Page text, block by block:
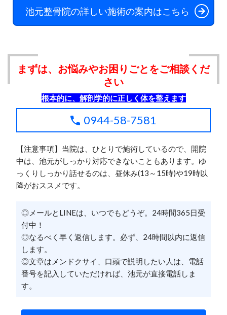
池元整骨院の詳しい施術の案内はこちら
まずは、お悩みやお困りごとをご相談くだ
さい
根本的に、解剖学的に正しく体を整えます
0944-58-7581
【注意事項】当院は、ひとりで施術しているので、開院
中は、池元がしっかり対応できないこともあります。ゆ
っくりしっかり話せるのは、昼休み(13～15時)や19時以
降がおススメです。
◎メールとLINEは、いつでもどうぞ。24時間365日受
付中！
◎なるべく早く返信します。必ず、24時間以内に返信
します。
◎文章はメンドクサイ、口頭で説明したい人は、電話
番号を記入していただければ、池元が直接電話しま
す。